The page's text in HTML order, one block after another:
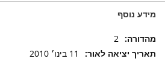
מידע נוסף
מידע
נוסף
2
11 בינו׳ 2010